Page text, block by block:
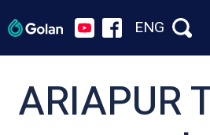
ENG
ARIAPUR